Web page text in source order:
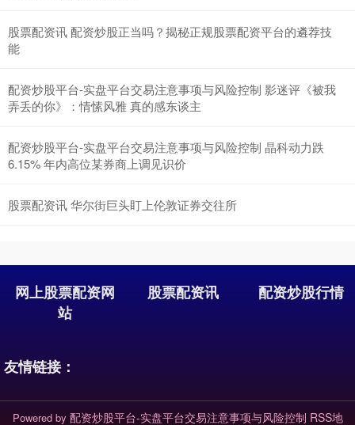
股票配资讯 配资炒股正当吗？揭秘正规股票配资平台的遴荐技
能
配资炒股平台-实盘平台交易注意事项与风险控制 影迷评《被我
弄丢的你》：情愫风雅 真的感东谈主
配资炒股平台-实盘平台交易注意事项与风险控制 晶科动力跌
6.15% 年内高位某券商上调见识价
股票配资讯 华尔街巨头盯上伦敦证券交往所
网上股票配资网
站
股票配资讯 配资炒股行情
友情链接：
Powered by 配资炒股平台-实盘平台交易注意事项与风险控制 RSS地